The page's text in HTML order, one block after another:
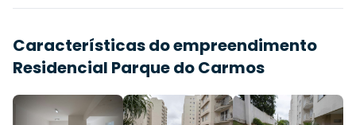
Características do empreendimento
Residencial Parque do Carmos